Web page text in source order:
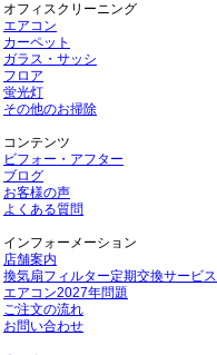
オフィスクリーニング
エアコン
カーペット
ガラス・サッシ
フロア
蛍光灯
その他のお掃除
コンテンツ
ビフォー・アフター
ブログ
お客様の声
よくある質問
インフォーメーション
店舗案内
換気扇フィルター定期交換サービス
エアコン2027年問題
ご注文の流れ
お問い合わせ